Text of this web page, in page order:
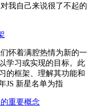
我自己来说很了不起的
怀着满腔热情为新的一
学习或实现的目标。此
的框架、理解其功能和
JS 新星名单为指
重要概念